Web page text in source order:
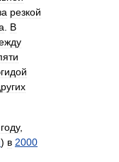
резкой
В
году,
) в 2000